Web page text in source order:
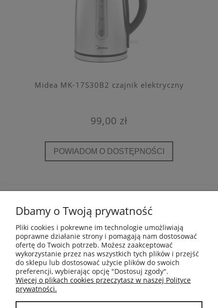
Midea MK-17S30B2 czajnik elektryczny
99,00 zł
POWIADOM O DOSTĘPNOŚCI
INFORMACJE
PŁATNOŚCI I DOSTAWA
GWARANCJA I ZWROTY
MOJE KONTO
Dbamy o Twoją prywatność
Pliki cookies i pokrewne im technologie umożliwiają
poprawne działanie strony i pomagają nam dostosować
ofertę do Twoich potrzeb. Możesz zaakceptować
wykorzystanie przez nas wszystkich tych plików i przejść
do sklepu lub dostosować użycie plików do swoich
preferencji, wybierając opcję "Dostosuj zgody".
Więcej o plikach cookies przeczytasz w naszej Polityce
prywatności.